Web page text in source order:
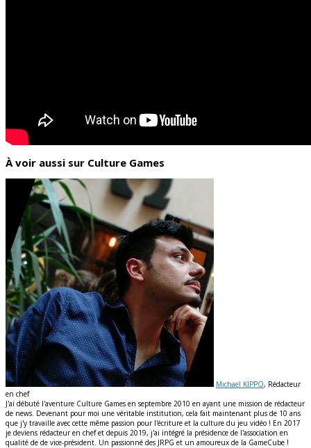
À voir aussi sur Culture Games
Michaël KIPPO, Rédacteur
en chef
J'ai débuté l'aventure Culture Games en septembre 2010 en ayant une mission de rédacteur
de news. Devenant pour moi une véritable institution, cela fait maintenant plus de 10 ans
que j'y travaille avec cette même passion pour l'écriture et la culture du jeu vidéo ! En 2017
je deviens rédacteur en chef et depuis 2019, j'ai intégré la présidence de l'association en
qualité de de vice-président. Un passionné des JRPG et un amoureux de la GameCube !